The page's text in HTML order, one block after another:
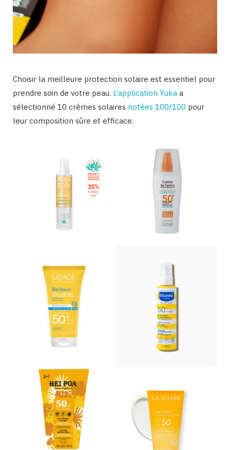
Choisir la meilleure protection solaire est essentiel pour
prendre soin de votre peau. L’application Yuka a
sélectionné 10 crèmes solaires notées 100/100 pour
leur composition sûre et efficace.